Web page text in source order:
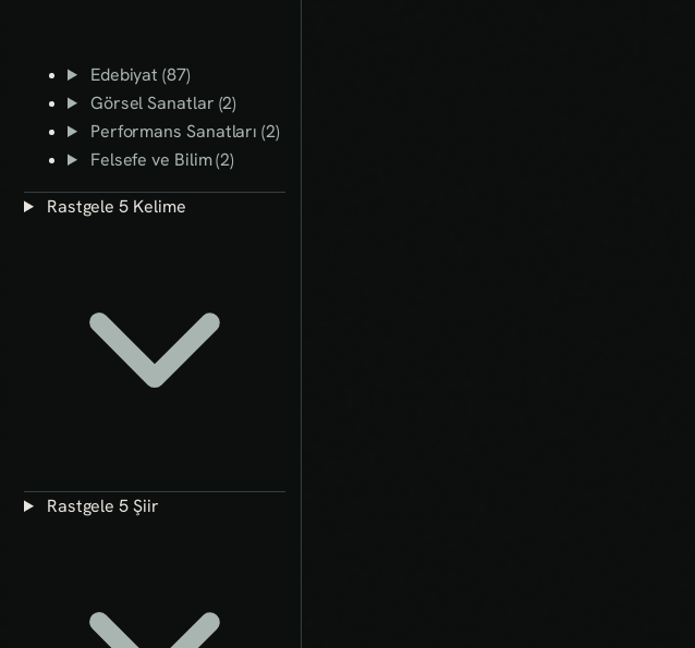
Edebiyat (87)
Görsel Sanatlar (2)
Performans Sanatları (2)
Felsefe ve Bilim (2)
Rastgele 5 Kelime
Rastgele 5 Şiir